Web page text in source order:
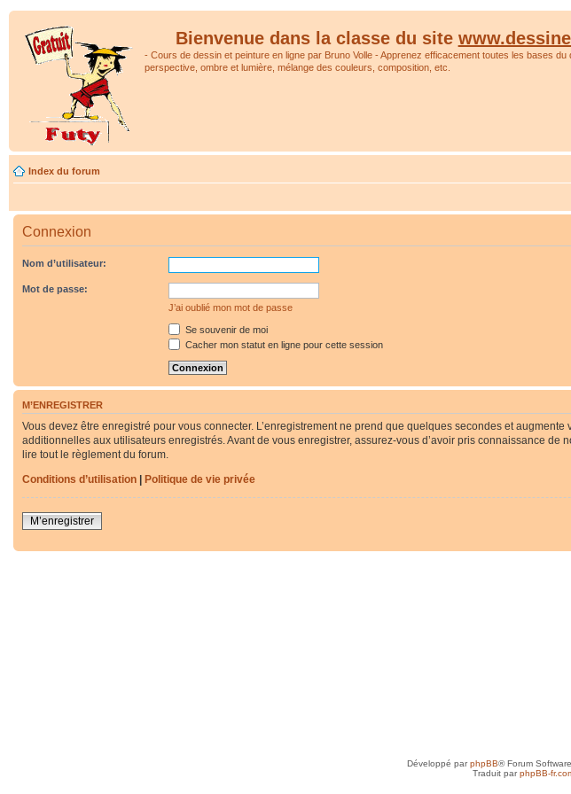
Bienvenue dans la classe du site
- Cours de dessin et peinture en ligne par Bruno Volle - Apprenez efficacement toutes les bases du
perspective, ombre et lumière, mélange des couleurs, composition, etc.
Index du forum
Connexion
Nom d’utilisateur:
Mot de passe:
J’ai oublié mon mot de passe
Se souvenir de moi
Cacher mon statut en ligne pour cette session
M’ENREGISTRER
Vous devez être enregistré pour vous connecter. L’enregistrement ne prend que quelques secondes et
additionnelles aux utilisateurs enregistrés. Avant de vous enregistrer, assurez-vous d’avoir pris connaissance
lire tout le règlement du forum.
Conditions d’utilisation | Politique de vie privée
M’enregistrer
Développé parphpBB® Forum
Traduit parphpBB-